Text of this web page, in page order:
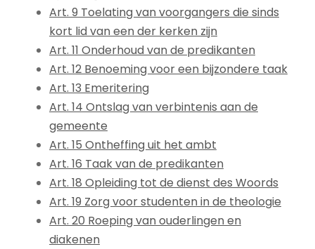
Art. 9 Toelating van voorgangers die sinds
kort lid van een der kerken zijn
Art. 11 Onderhoud van de predikanten
Art. 12 Benoeming voor een bijzondere taak
Art. 13 Emeritering
Art. 14 Ontslag van verbintenis aan de
gemeente
Art. 15 Ontheffing uit het ambt
Art. 16 Taak van de predikanten
Art. 18 Opleiding tot de dienst des Woords
Art. 19 Zorg voor studenten in de theologie
Art. 20 Roeping van ouderlingen en
diakenen